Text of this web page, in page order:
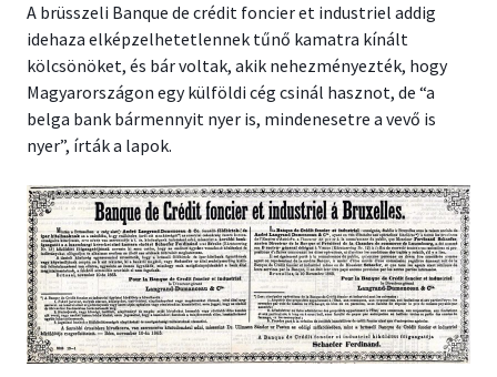
A brüsszeli Banque de crédit foncier et industriel addig
idehaza elképzelhetetlennek tűnő kamatra kínált
kölcsönöket, és bár voltak, akik nehezményezték, hogy
Magyarországon egy külföldi cég csinál hasznot, de “a
belga bank bármennyit nyer is, mindenesetre a vevő is
nyer”, írták a lapok.